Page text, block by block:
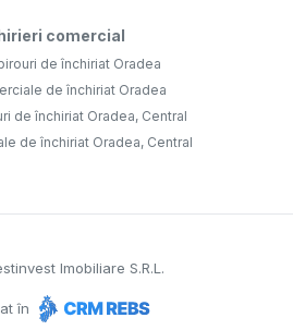
comercial
de închiriat Oradea
de închiriat Oradea
de închiriat Oradea, Central
de închiriat Oradea, Central
Imobiliare S.R.L.
în